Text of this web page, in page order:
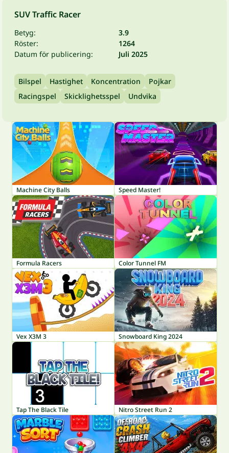
SUV Traffic Racer
Betyg:
3.9
Röster:
1264
Datum för publicering:
Juli 2025
Bilspel Hastighet Koncentration
Pojkar
Racingspel
Skicklighetsspel Undvika
Machine City Balls Speed Master!
Formula Racers Color Tunnel FM
Vex X3M 3 Snowboard King 2024
Tap The Black Tile Nitro Street Run 2